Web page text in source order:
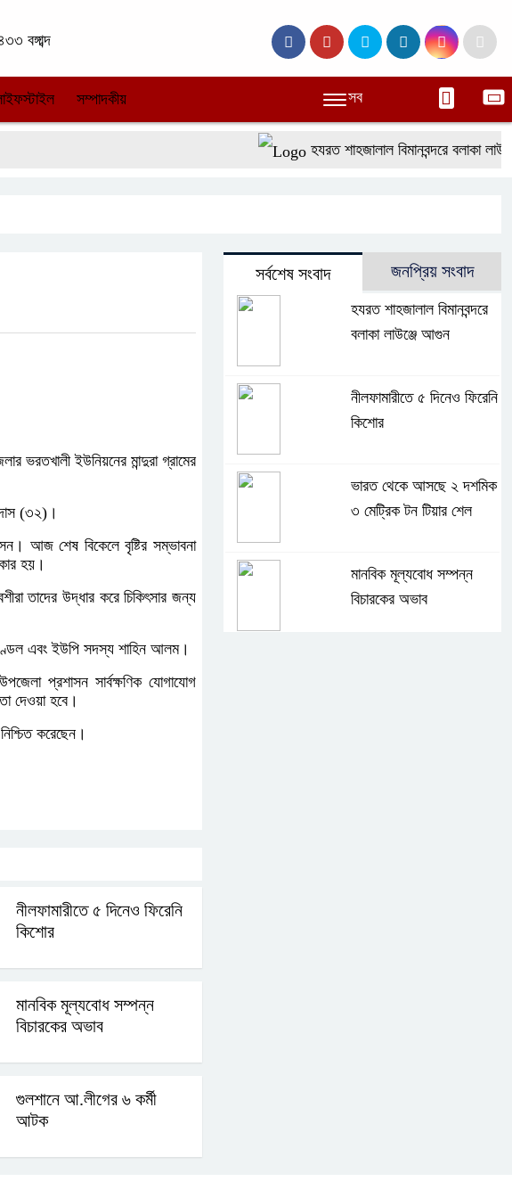
বঙ্গাব্দ
সম্পাদকীয় সব
হযরত শাহজালাল বিমানবন্দরে বলাকা
ভরতখালী ইউনিয়নের মান্দুরা গ্রামের
দাস (৩২)।
আজ শেষ বিকেলে বৃষ্টির সম্ভাবনা
হয়।
তাদের উদ্ধার করে চিকিৎসার জন্য
মণ্ডল এবং ইউপি সদস্য শাহিন আলম।
প্রশাসন সার্বক্ষণিক যোগাযোগ
দেওয়া হবে।
করেছেন।
নীলফামারীতে ৫ দিনেও ফিরেনি
কিশোর
মানবিক মূল্যবোধ সম্পন্ন
বিচারকের অভাব
গুলশানে আ.লীগের ৬ কর্মী
আটক
সর্বশেষ সংবাদ জনপ্রিয় সংবাদ
হযরত শাহজালাল বিমানবন্দরে
বলাকা লাউঞ্জে আগুন
নীলফামারীতে ৫ দিনেও ফিরেনি
কিশোর
ভারত থেকে আসছে ২ দশমিক
৩ মেট্রিক টন টিয়ার শেল
মানবিক মূল্যবোধ সম্পন্ন
বিচারকের অভাব